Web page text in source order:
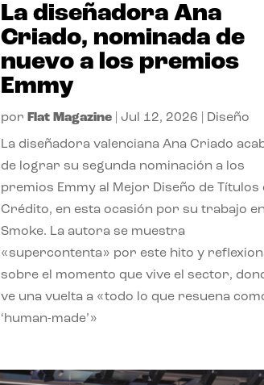
La diseñadora Ana
Criado, nominada de
nuevo a los premios
Emmy
por Flat Magazine| Jul 12, 2026 Diseño
La diseñadora valenciana Ana Criado
de lograr su segunda nominación a los
premios Emmy al Mejor Diseño de Títulos
Crédito, en esta ocasión por su trabajo
Smoke. La autora se muestra
«supercontenta» por este hito y
sobre el momento que vive el sector,
ve una vuelta a «todo lo que resuena
‘human-made’»